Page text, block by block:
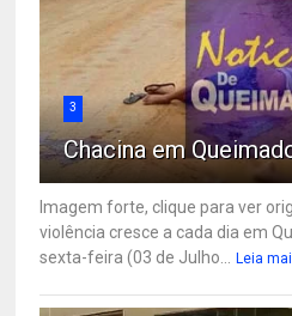
3
Chacina em
Imagem forte, clique para ver
violência cresce a cada dia em
sexta-feira (03 de Julho...
Leia